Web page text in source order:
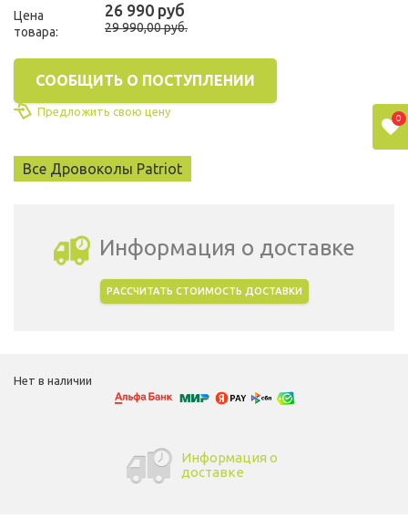
Цена
товара:
26 990 руб
29 990,00 руб.
СООБЩИТЬ О ПОСТУПЛЕНИИ
Предложить свою цену
Все Дровоколы Patriot
Информация о доставке
РАССЧИТАТЬ СТОИМОСТЬ ДОСТАВКИ
Нет в наличии
Информация о
доставке
0